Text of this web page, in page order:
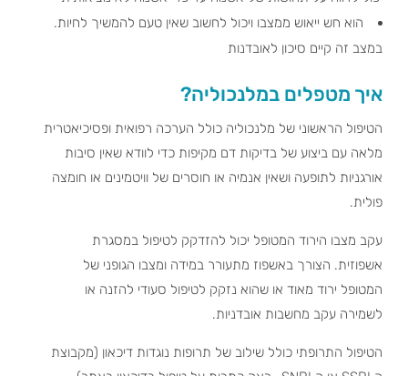
הוא חש ייאוש ממצבו ויכול לחשוב שאין טעם להמשיך לחיות.
במצב זה קיים סיכון לאובדנות
איך מטפלים במלנכוליה?
הטיפול הראשוני של מלנכוליה כולל הערכה רפואית ופסיכיאטרית
מלאה עם ביצוע של בדיקות דם מקיפות כדי לוודא שאין סיבות
אורגניות לתופעה ושאין אנמיה או חוסרים של וויטמינים או חומצה
פולית.
עקב מצבו הירוד המטופל יכול להזדקק לטיפול במסגרת
אשפוזית. הצורך באשפוז מתעורר במידה ומצבו הגופני של
המטופל ירוד מאוד או שהוא נזקק לטיפול סעודי להזנה או
לשמירה עקב מחשבות אובדניות.
הטיפול התרופתי כולל שילוב של תרופות נוגדות דיכאון (מקבוצת